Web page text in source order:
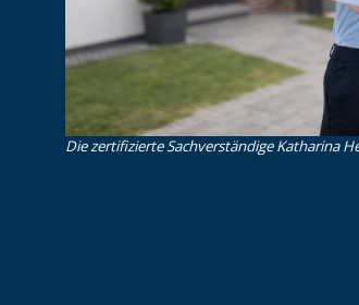
Die zertifizierte Sachverständige Katharina